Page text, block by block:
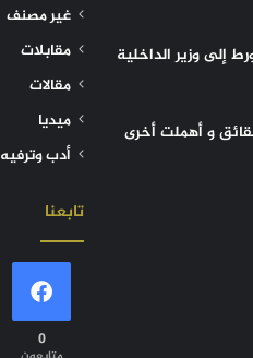
إلى وزير الداخلية
و أهملت أخرى
غير مصنف
مقابلات
مقالات
ميديا
أدب وترفيه
تابعنا
0